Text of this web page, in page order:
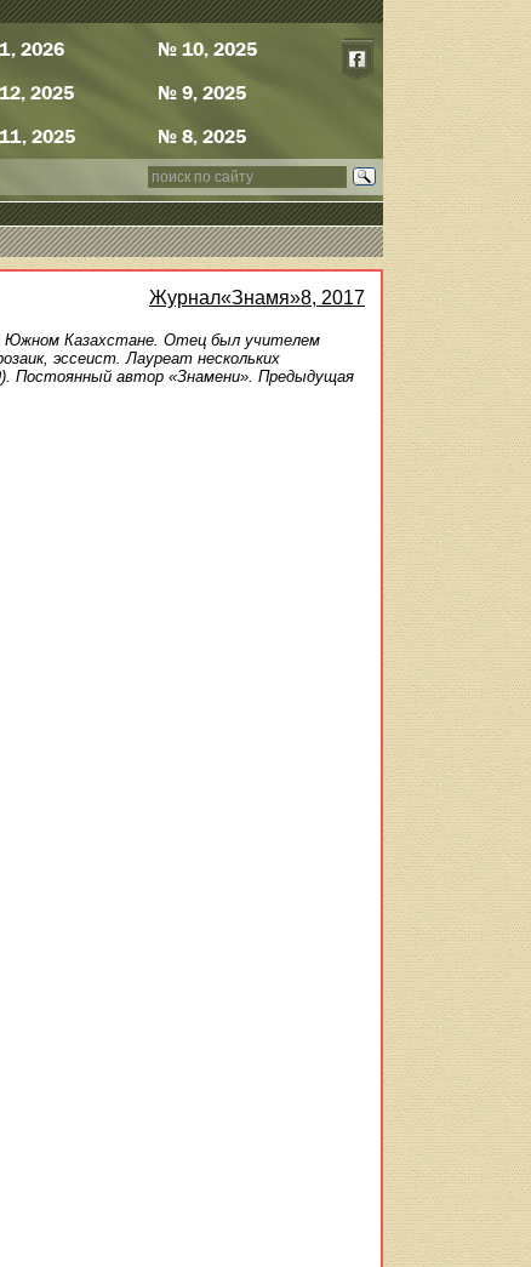
2026
2025
2025
№ 10, 2025
№ 9, 2025
№ 8, 2025
Журнал«Знамя»8, 2017
Южном Казахстане. Отец был учителем
эссеист. Лауреат нескольких
Постоянный автор «Знамени». Предыдущая